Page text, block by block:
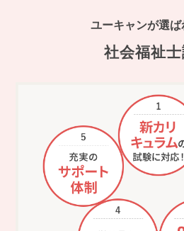
ユーキャンが選ば
社会福祉